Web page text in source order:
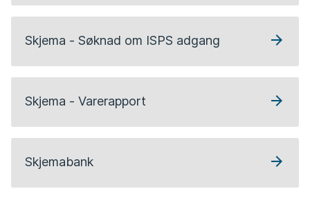
n
d
h
a
v
Skjema - Søknad om ISPS adgang
Skjema - Varerapport
Skjemabank